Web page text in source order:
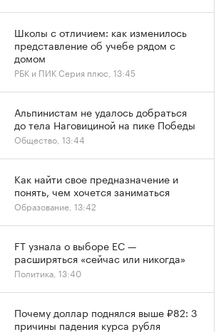
Школы с отличием: как изменилось
представление об учебе рядом с
домом
РБК и ПИК Серия плюс, 13:45
Альпинистам не удалось добраться
до тела Наговициной на пике Победы
Общество, 13:44
Как найти свое предназначение и
понять, чем хочется заниматься
Образование, 13:42
FT узнала о выборе ЕС —
расширяться «сейчас или никогда»
Политика, 13:40
Почему доллар поднялся выше ₽82: 3
причины падения курса рубля